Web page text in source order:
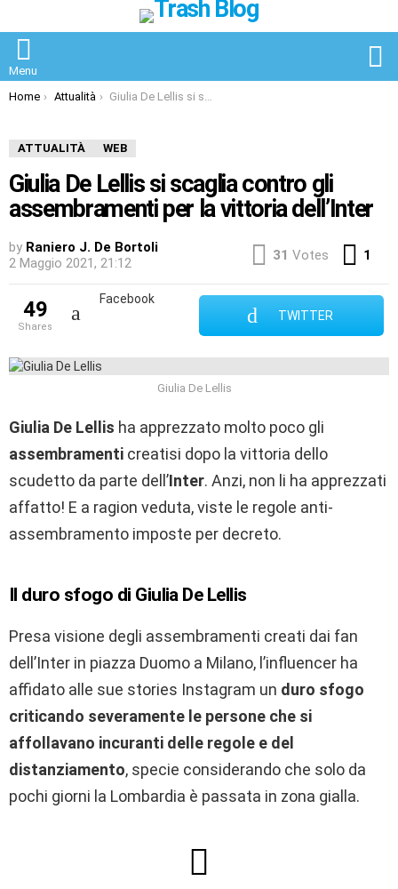
Menu
You are here:
Home Attualità Giulia De Lellis si scaglia contro gli assembramenti per la vittoria dell’Inter
ATTUALITÀ WEB
Giulia De Lellis si scaglia contro gli
assembramenti per la vittoria dell’Inter
by Raniero J. De Bortoli
2 Maggio 2021, 21:12
31 Votes 1
49
shares
Facebook
TWITTER
Giulia De Lellis
Giulia De Lellis ha apprezzato molto poco gli
assembramenti creatisi dopo la vittoria dello
scudetto da parte dell’Inter. Anzi, non li ha apprezzati
affatto! E a ragion veduta, viste le regole anti-
assembramento imposte per decreto.
Il duro sfogo di Giulia De Lellis
Presa visione degli assembramenti creati dai fan
dell’Inter in piazza Duomo a Milano, l’influencer ha
affidato alle sue stories Instagram un duro sfogo
criticando severamente le persone che si
affollavano incuranti delle regole e del
distanziamento, specie considerando che solo da
pochi giorni la Lombardia è passata in zona gialla.